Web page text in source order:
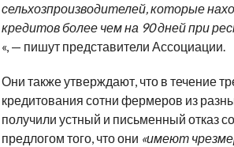
сельхозпроизводителей, которые
кредитов более чем на 90 дней при
«, — пишут представители Ассоциации.
Они также утверждают, что в течение
кредитования сотни фермеров из
получили устный и письменный отказ
предлогом того, что они «имеют